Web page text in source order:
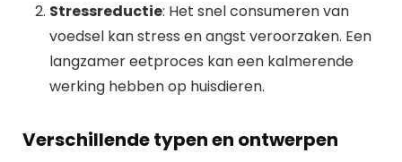
Stressreductie: Het snel consumeren van
voedsel kan stress en angst veroorzaken. Een
langzamer eetproces kan een kalmerende
werking hebben op huisdieren.
Verschillende typen en ontwerpen